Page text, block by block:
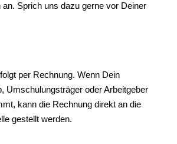
an. Sprich uns dazu gerne vor Deiner
per Rechnung. Wenn Dein
Umschulungsträger oder Arbeitgeber
kann die Rechnung direkt an die
gestellt werden.